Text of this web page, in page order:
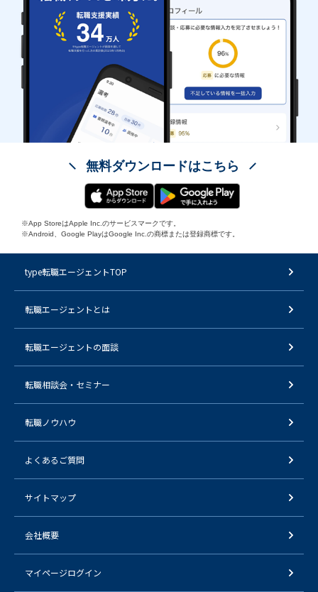
無料ダウンロードはこちら
※App StoreはApple Inc.のサービスマークです。
※Android、Google PlayはGoogle Inc.の商標または登録商標です。
type転職エージェントTOP
転職エージェントとは
転職エージェントの面談
転職相談会・セミナー
転職ノウハウ
よくあるご質問
サイトマップ
会社概要
マイページログイン